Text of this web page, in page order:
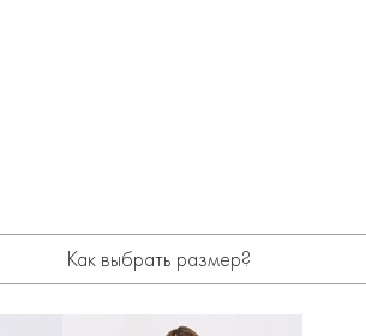
Как выбрать размер?